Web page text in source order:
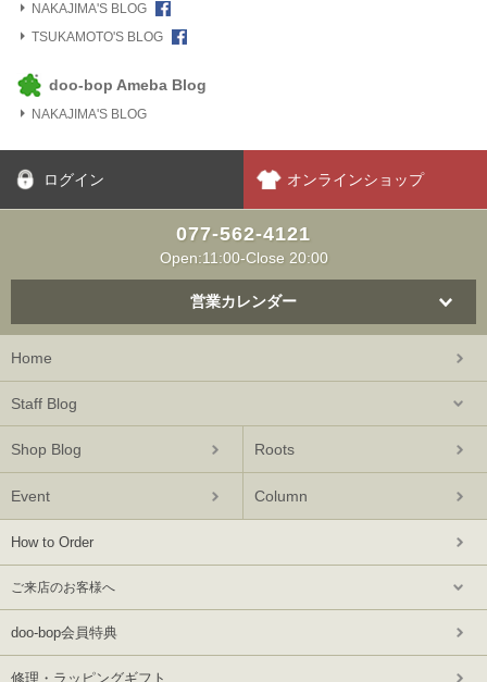
NAKAJIMA'S BLOG
TSUKAMOTO'S BLOG
doo-bop Ameba Blog
NAKAJIMA'S BLOG
ログイン オンラインショップ
077-562-4121
Open:11:00-Close 20:00
営業カレンダー
Home
Staff Blog
Shop Blog Roots
Event Column
How to Order
ご来店のお客様へ
doo-bop会員特典
修理・ラッピングギフト